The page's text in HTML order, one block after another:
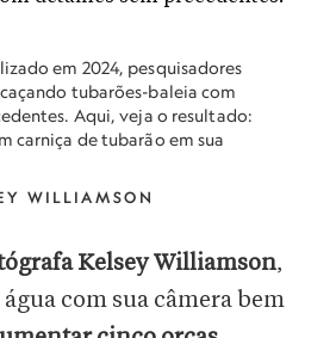
em 2024, pesquisadores
tubarões-baleia com
Aqui, veja o resultado:
carniça de tubarão em sua
WILLIAMSON
Kelsey Williamson,
com sua câmera bem